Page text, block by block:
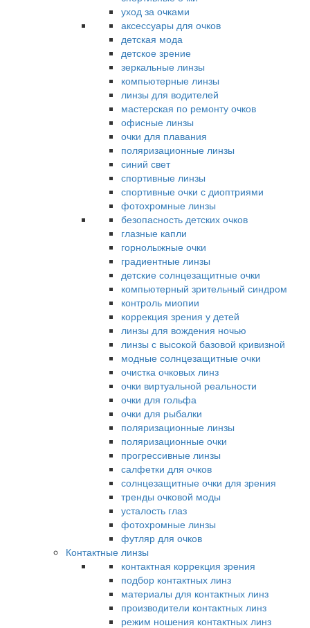
уход за очками
аксессуары для очков
детская мода
детское зрение
зеркальные линзы
компьютерные линзы
линзы для водителей
мастерская по ремонту очков
офисные линзы
очки для плавания
поляризационные линзы
синий свет
спортивные линзы
спортивные очки с диоптриями
фотохромные линзы
безопасность детских очков
глазные капли
горнолыжные очки
градиентные линзы
детские солнцезащитные очки
компьютерный зрительный синдром
контроль миопии
коррекция зрения у детей
линзы для вождения ночью
линзы с высокой базовой кривизной
модные солнцезащитные очки
очистка очковых линз
очки виртуальной реальности
очки для гольфа
очки для рыбалки
поляризационные линзы
поляризационные очки
прогрессивные линзы
салфетки для очков
солнцезащитные очки для зрения
тренды очковой моды
усталость глаз
фотохромные линзы
футляр для очков
Контактные линзы
контактная коррекция зрения
подбор контактных линз
материалы для контактных линз
производители контактных линз
режим ношения контактных линз